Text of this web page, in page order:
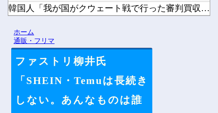
韓国人「我が国がクウェート戦で行った審判買収が本当に深刻であ...
【にじ甲2026】アベヒパワヒって両立するんやな他
Powered by livedoor 相互RSS
ホーム
通販・フリマ
ファストリ柳井氏
「SHEIN・Temuは長続き
しない。あんなものは誰